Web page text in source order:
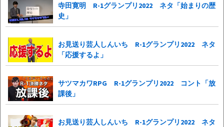
寺田寛明 R-1グランプリ2022 ネタ「始まりの歴
史」
お見送り芸人しんいち R-1グランプリ2022 ネタ
「応援するよ」
サツマカワRPG R-1グランプリ2022 コント「放
課後」
お見送り芸人しんいち R-1グランプリ2022 ネタ